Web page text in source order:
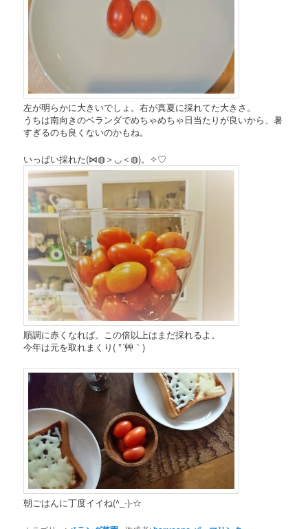
左が明らかに大きいでしょ。右が真夏に採れてた大きさ。
うちは南向きのベランダでめちゃめちゃ日当たりが良いから、暑
すぎるのも良くないのかもね。
いっぱい採れた(⋈◍＞◡＜◍)。✧♡
順調に赤くなれば、この倍以上はまだ採れるよ。
今年は元を取れまくり( *´艸｀)
朝ごはんに丁度イイね(^_-)-☆